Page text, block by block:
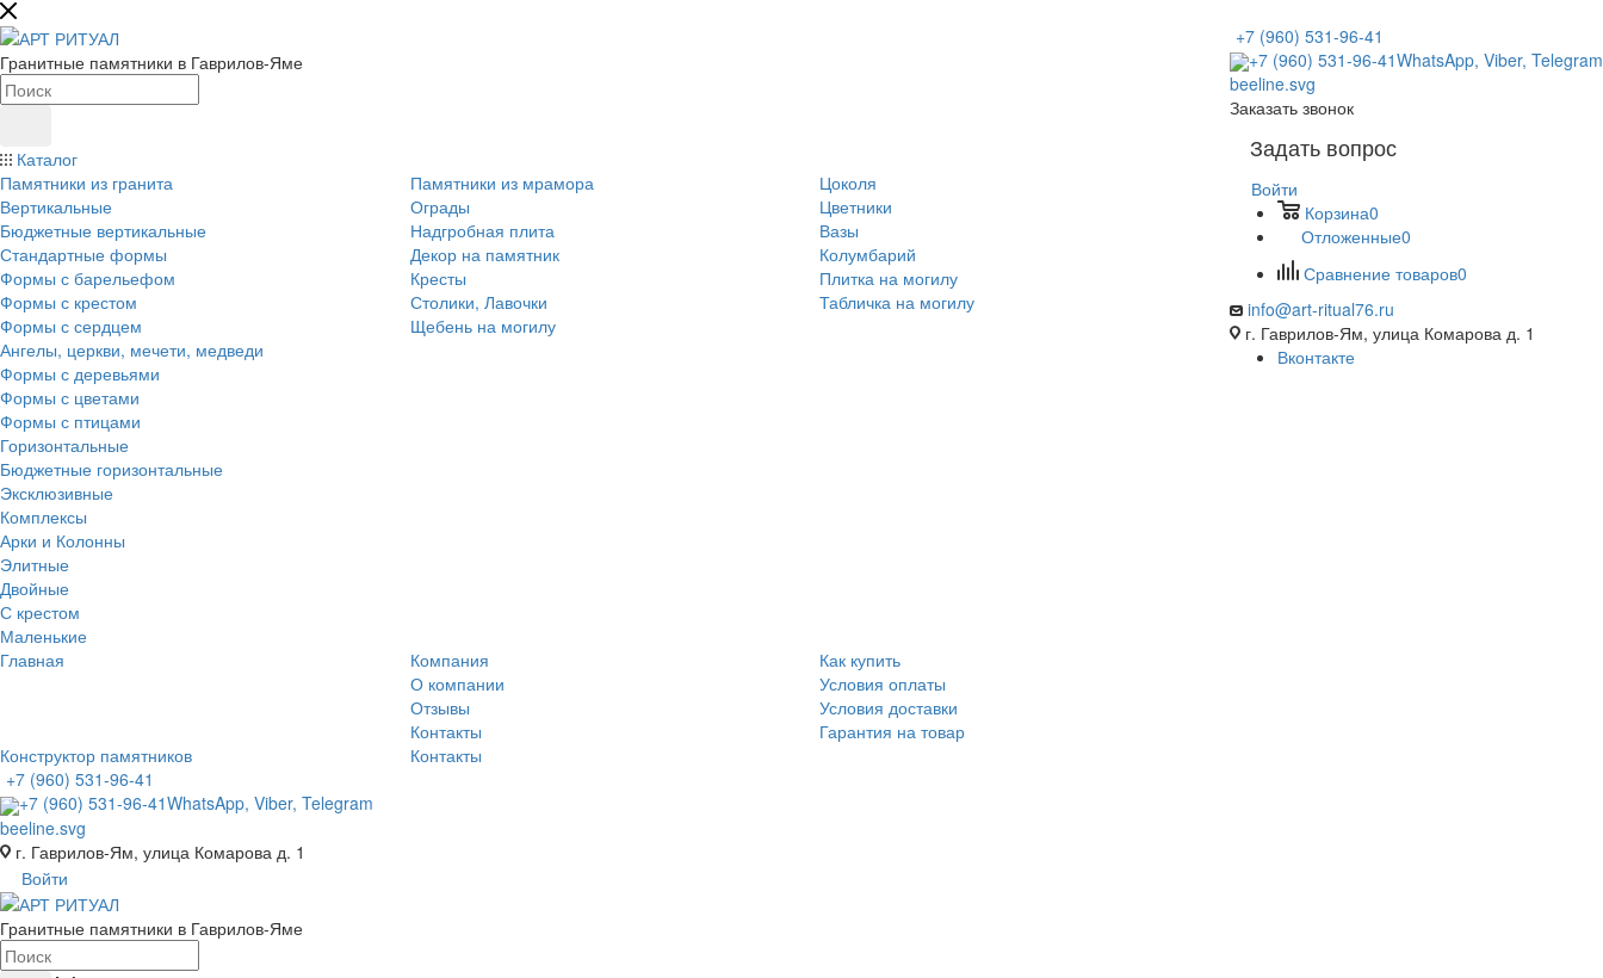
Гранитные памятники в Гаврилов-Яме
Каталог
Памятники из гранита
Вертикальные
Бюджетные вертикальные
Стандартные формы
Формы с барельефом
Формы с крестом
Формы с сердцем
Ангелы, церкви, мечети, медведи
Формы с деревьями
Формы с цветами
Формы с птицами
Горизонтальные
Бюджетные горизонтальные
Эксклюзивные
Комплексы
Арки и Колонны
Элитные
Двойные
С крестом
Маленькие
Памятники из мрамора
Цоколя
Ограды
Цветники
Надгробная плита
Вазы
Декор на памятник
Колумбарий
Кресты
Плитка на могилу
Столики, Лавочки
Табличка на могилу
Щебень на могилу
Главная
Компания
О компании
Отзывы
Контакты
Как купить
Условия оплаты
Условия доставки
Гарантия на товар
Конструктор памятников
Контакты
+7 (960) 531-96-41
+7 (960) 531-96-41WhatsApp, Viber, Telegram
Заказать звонок
Задать вопрос
Войти
Корзина0
Отложенные0
Сравнение товаров0
info@art-ritual76.ru
г. Гаврилов-Ям, улица Комарова д. 1
Вконтакте
+7 (960) 531-96-41
+7 (960) 531-96-41WhatsApp, Viber, Telegram
г. Гаврилов-Ям, улица Комарова д. 1
Войти
Гранитные памятники в Гаврилов-Яме